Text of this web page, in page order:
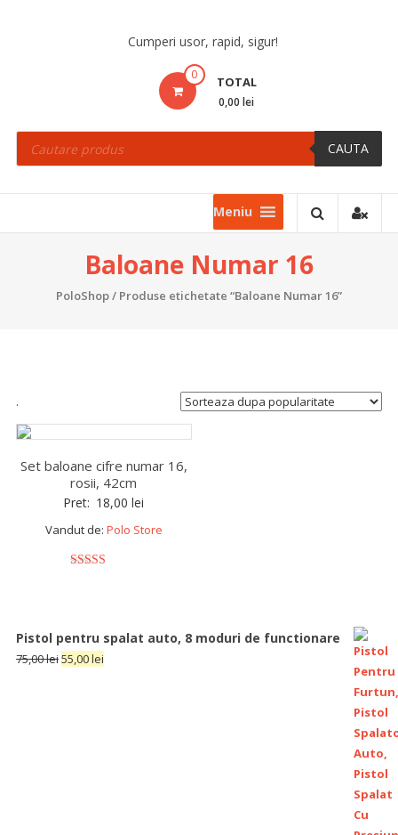
Cumperi usor, rapid, sigur!
0 TOTAL
0,00 lei
Products
search CAUTA
Meniu
Baloane Numar 16
PoloShop/ Produse etichetate “Baloane Numar 16”
.
Set baloane cifre numar 16,
rosii, 42cm
Pret: 18,00lei
Vandut de: Polo Store
Pistol pentru spalat auto, 8 moduri de functionare
75,00lei55,00lei